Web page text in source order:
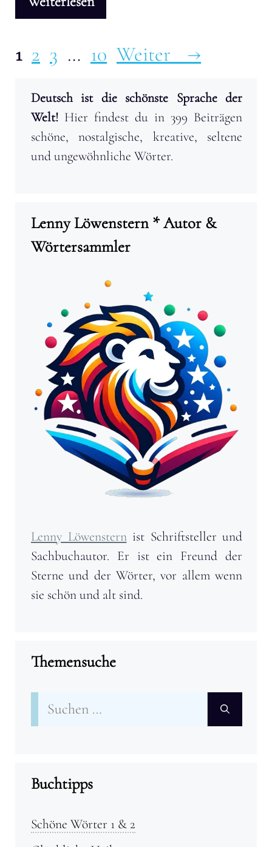
Seite
1 Seite
2 Seite
3 … Seite
10 Weiter →
Deutsch ist die schönste Sprache der
Welt! Hier findest du in 399 Beiträgen
schöne, nostalgische, kreative, seltene
und ungewöhnliche Wörter.
Lenny Löwenstern * Autor &
Wörtersammler
Lenny Löwensternist Schriftsteller und
Sachbuchautor. Er ist ein Freund der
Sterne und der Wörter, vor allem wenn
sie schön und alt sind.
Themensuche
Suchen
nach:
Buchtipps
Schöne Wörter 1 & 2